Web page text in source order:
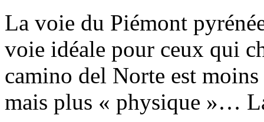
La voie du Piémont
voie idéale pour ceux qui
camino del Norte est
mais plus « physique »…